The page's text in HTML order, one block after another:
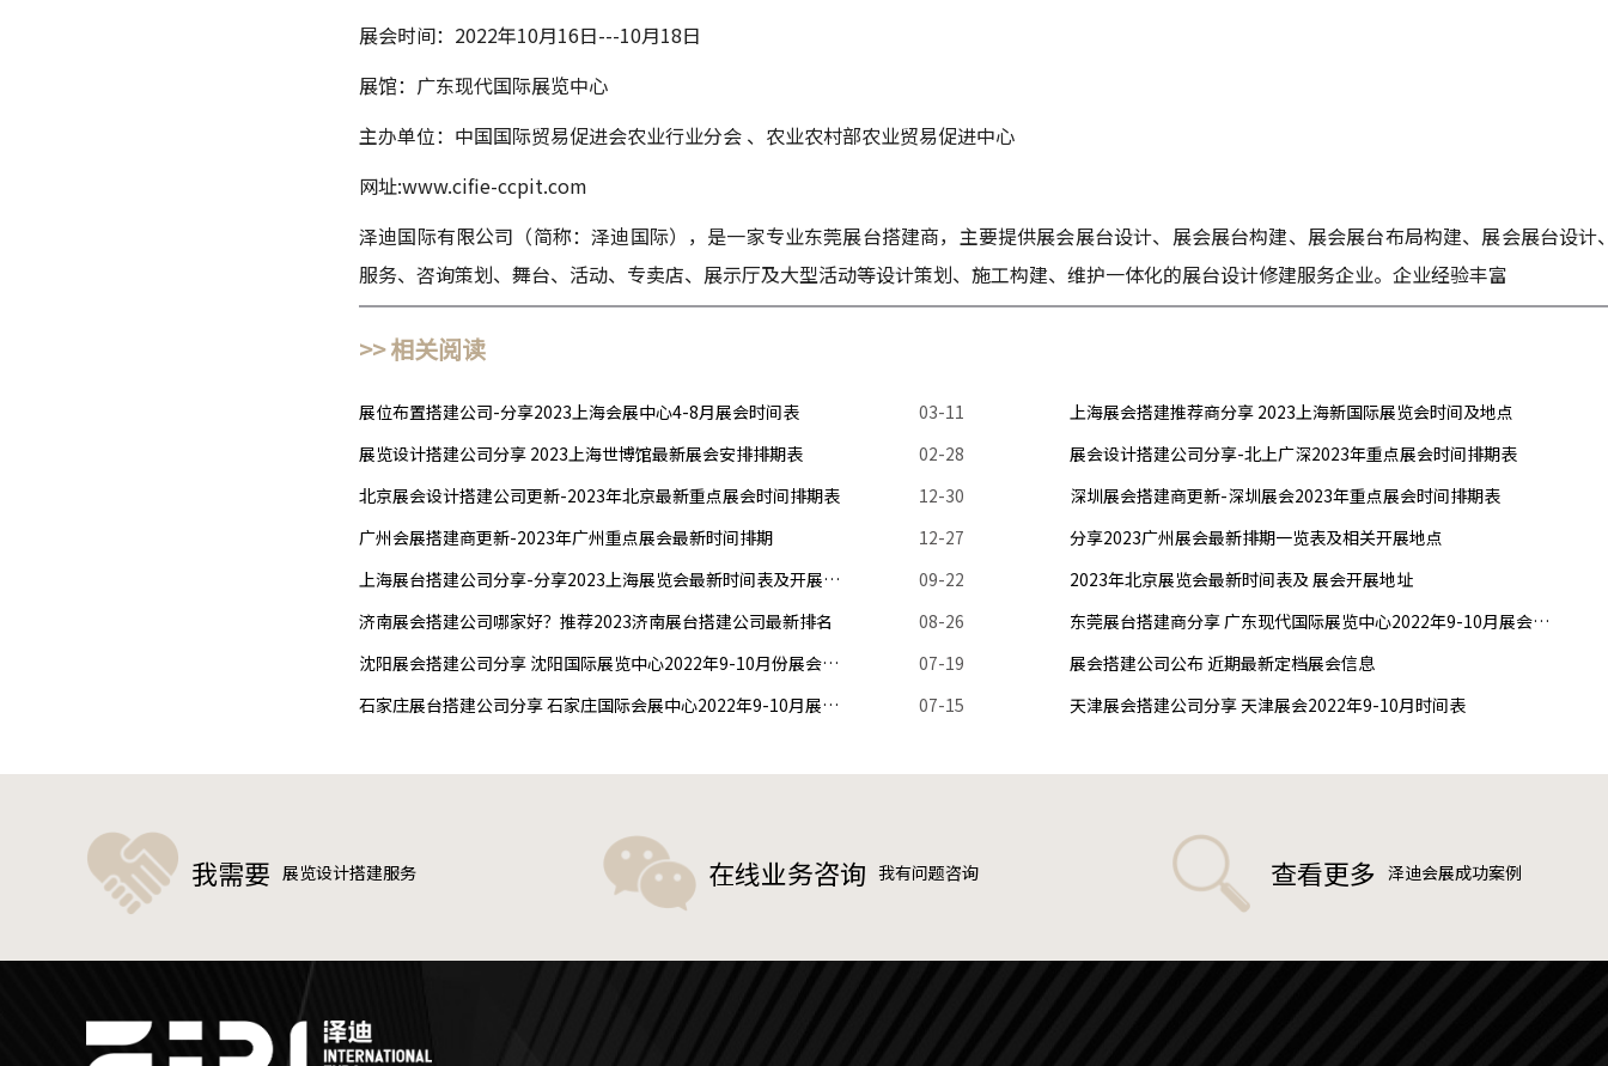
展会时间：2022年10月16日---10月18日
展馆：广东现代国际展览中心
主办单位：中国国际贸易促进会农业行业分会 、农业农村部农业贸易促进中心
网址:www.cifie-ccpit.com
泽迪国际有限公司（简称：泽迪国际），是一家专业东莞展台搭建商，主要提供展会展台设计、展会展台构建、展会展台布局构建、展会展台设计
服务、咨询策划、舞台、活动、专卖店、展示厅及大型活动等设计策划、施工构建、维护一体化的展台设计修建服务企业。企业经验丰富
>> 相关阅读
展位布置搭建公司-分享2023上海会展中心4-8月展会时间表 03-11
上海展会搭建推荐商分享 2023上海新国际展览会时间及地点
展览设计搭建公司分享 2023上海世博馆最新展会安排排期表
02-28
展会设计搭建公司分享-北上广深2023年重点展会时间排期表
北京展会设计搭建公司更新-2023年北京最新重点展会时间排期表
12-30
深圳展会搭建商更新-深圳展会2023年重点展会时间排期表
广州会展搭建商更新-2023年广州重点展会最新时间排期
12-27
分享2023广州展会最新排期一览表及相关开展地点
上海展台搭建公司分享-分享2023上海展览会最新时间表及开展地址
09-22
2023年北京展览会最新时间表及 展会开展地址
济南展会搭建公司哪家好？推荐2023济南展台搭建公司最新排名
08-26
东莞展台搭建商分享 广东现代国际展览中心2022年9-10月展会排期
沈阳展会搭建公司分享 沈阳国际展览中心2022年9-10月份展会排期
07-19
展会搭建公司公布 近期最新定档展会信息
石家庄展台搭建公司分享 石家庄国际会展中心2022年9-10月展会排期
07-15 天津展会搭建公司分享 天津展会2022年9-10月时间表
我需要 展览设计搭建服务 在线业务咨询 我有问题咨询 查看更多 泽迪会展成功案例